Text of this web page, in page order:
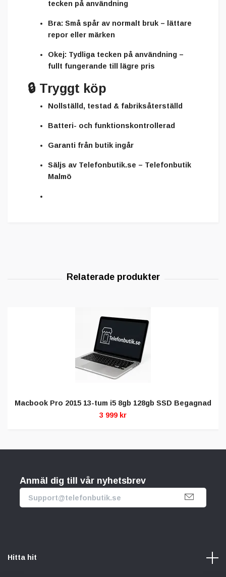
tecken på användning
Bra: Små spår av normalt bruk – lättare
repor eller märken
Okej: Tydliga tecken på användning –
fullt fungerande till lägre pris
🔒 Tryggt köp
Nollställd, testad & fabriksåterställd
Batteri- och funktionskontrollerad
Garanti från butik ingår
Säljs av Telefonbutik.se – Telefonbutik
Malmö
Macbook Pro 2015 13-tum i5 8gb 128gb SSD Begagnad
3 999 kr
Anmäl dig till vår nyhetsbrev
Hitta hit